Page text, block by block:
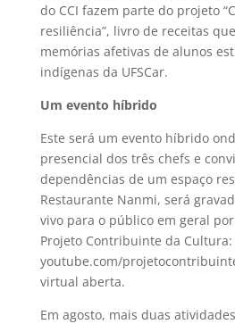
do CCI fazem parte do projeto
resiliência”, livro de receitas
memórias afetivas de alunos
indígenas da UFSCar.
Um evento híbrido
Este será um evento híbrido
presencial dos três chefs e
dependências de um espaço
Restaurante Nanmi, será
vivo para o público em geral
Projeto Contribuinte da Cultura:
youtube.com/
virtual aberta.
Em agosto, mais duas